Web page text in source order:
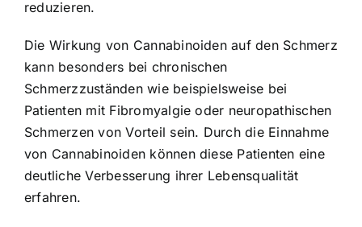
reduzieren.
Die Wirkung von Cannabinoiden auf den Schmerz
kann besonders bei chronischen
Schmerzzuständen wie beispielsweise bei
Patienten mit Fibromyalgie oder neuropathischen
Schmerzen von Vorteil sein. Durch die Einnahme
von Cannabinoiden können diese Patienten eine
deutliche Verbesserung ihrer Lebensqualität
erfahren.